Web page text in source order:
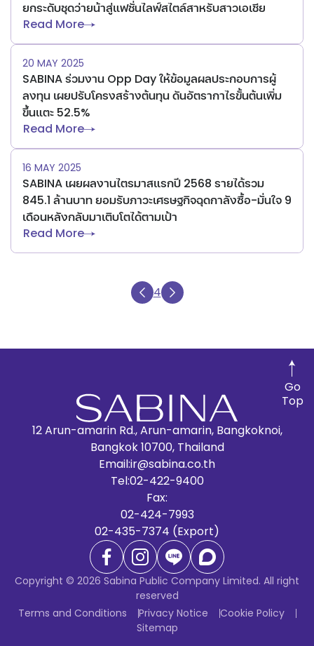
ยกระดับชุดว่ายน้าสู่แฟชั่นไลฟ์สไตล์สาหรับสาวเอเชีย
Read More
20 MAY 2025
SABINA ร่วมงาน Opp Day ให้ข้อมูลผลประกอบการผู้
ลงทุน เผยปรับโครงสร้างต้นทุน ดันอัตรากาไรขั้นต้นเพิ่ม
ขึ้นแตะ 52.5%
Read More
16 MAY 2025
SABINA เผยผลงานไตรมาสแรกปี 2568 รายได้รวม
845.1 ล้านบาท ยอมรับภาวะเศรษฐกิจฉุดกาลังซื้อ-มั่นใจ 9
เดือนหลังกลับมาเติบโตได้ตามเป้า
Read More
4
12 Arun-amarin Rd., Arun-amarin, Bangkoknoi,
Bangkok 10700, Thailand
Email:ir@sabina.co.th
Tel:02-422-9400
Fax:
02-424-7993
02-435-7374 (Export)
Copyright © 2026 Sabina Public Company Limited. All right
reserved
Terms and Conditions
Privacy Notice
Cookie Policy
Sitemap
Go
Top